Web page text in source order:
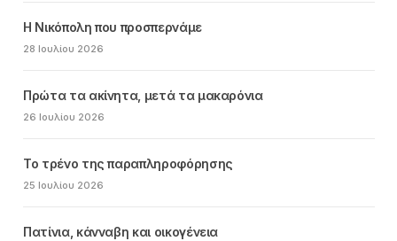
Η Νικόπολη που προσπερνάμε
28 Ιουλίου 2026
Πρώτα τα ακίνητα, μετά τα μακαρόνια
26 Ιουλίου 2026
Το τρένο της παραπληροφόρησης
25 Ιουλίου 2026
Πατίνια, κάνναβη και οικογένεια